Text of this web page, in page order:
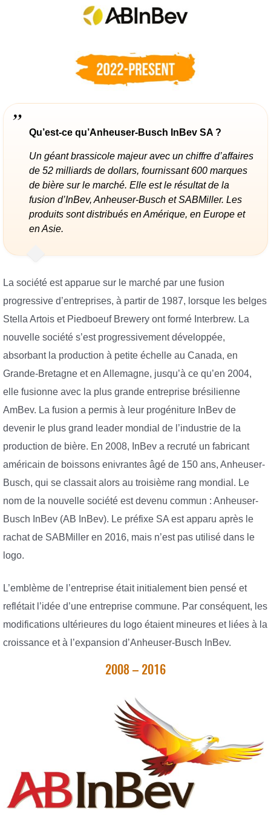
Qu’est-ce qu’Anheuser-Busch InBev SA ?
Un géant brassicole majeur avec un chiffre d’affaires
de 52 milliards de dollars, fournissant 600 marques
de bière sur le marché. Elle est le résultat de la
fusion d’InBev, Anheuser-Busch et SABMiller. Les
produits sont distribués en Amérique, en Europe et
en Asie.
La société est apparue sur le marché par une fusion
progressive d’entreprises, à partir de 1987, lorsque les belges
Stella Artois et Piedboeuf Brewery ont formé Interbrew. La
nouvelle société s’est progressivement développée,
absorbant la production à petite échelle au Canada, en
Grande-Bretagne et en Allemagne, jusqu’à ce qu’en 2004,
elle fusionne avec la plus grande entreprise brésilienne
AmBev. La fusion a permis à leur progéniture InBev de
devenir le plus grand leader mondial de l’industrie de la
production de bière. En 2008, InBev a recruté un fabricant
américain de boissons enivrantes âgé de 150 ans, Anheuser-
Busch, qui se classait alors au troisième rang mondial. Le
nom de la nouvelle société est devenu commun : Anheuser-
Busch InBev (AB InBev). Le préfixe SA est apparu après le
rachat de SABMiller en 2016, mais n’est pas utilisé dans le
logo.
L’emblème de l’entreprise était initialement bien pensé et
reflétait l’idée d’une entreprise commune. Par conséquent, les
modifications ultérieures du logo étaient mineures et liées à la
croissance et à l’expansion d’Anheuser-Busch InBev.
2008 – 2016